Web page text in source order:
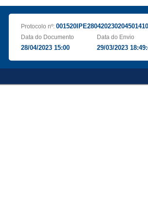
Protocolo nº:
Data do Documento
28/04/2023 15:00
Data do Envio
29/03/2023